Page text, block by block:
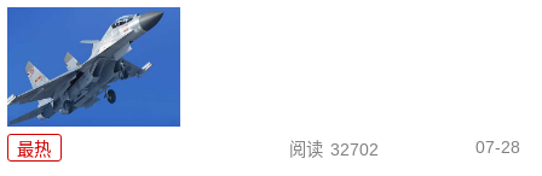
最热 阅读 32702 07-28